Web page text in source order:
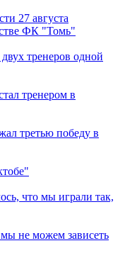
27 августа
ФК "Томь"
тренеров одной
тренером в
третью победу в
что мы играли так,
не можем зависеть